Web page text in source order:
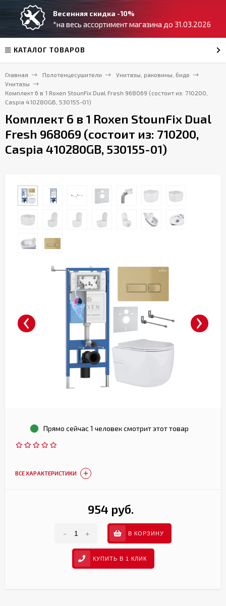
Весенняя скидка -10%
*на весь ассортимент магазина до 31.03.2026
КАТАЛОГ ТОВАРОВ
Главная Полотенцесушители
Унитазы, раковины, биде
Унитазы
Комплект 6 в 1 Roxen StounFix Dual Fresh 968069 (состоит из: 710200,
Caspia 410280GB, 530155-01)
Комплект 6 в 1 Roxen StounFix Dual
Fresh 968069 (состоит из: 710200,
Caspia 410280GB, 530155-01)
‹ ›
Прямо сейчас 1 человек смотрит этот товар
ВСЕ ХАРАКТЕРИСТИКИ
954 руб.
- + В КОРЗИНУ
КУПИТЬ В 1 КЛИК